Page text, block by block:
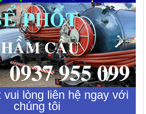
vui lòng liên hệ ngay với
chúng tôi